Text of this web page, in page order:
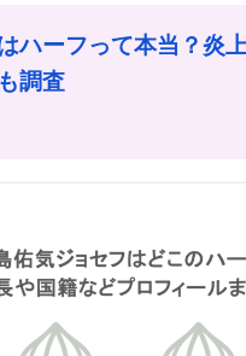
ハーフって本当？炎
調査